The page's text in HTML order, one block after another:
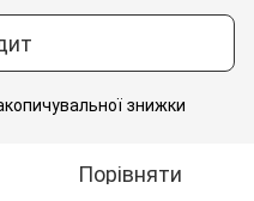
знижки
Порівняти